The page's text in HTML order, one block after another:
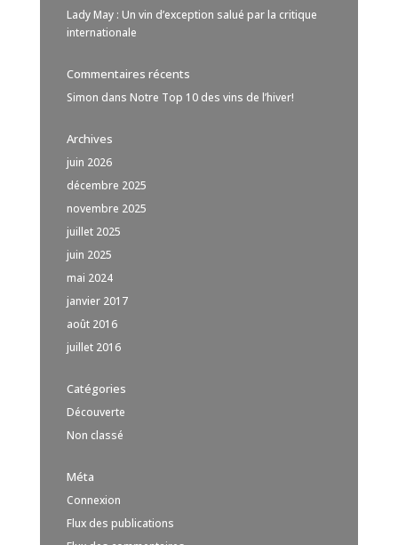
Lady May : Un vin d’exception salué par la critique
internationale
Commentaires récents
Simon dans Notre Top 10 des vins de l’hiver!
Archives
juin 2026
décembre 2025
novembre 2025
juillet 2025
juin 2025
mai 2024
janvier 2017
août 2016
juillet 2016
Catégories
Découverte
Non classé
Méta
Connexion
Flux des publications